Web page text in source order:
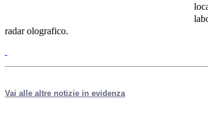
radar olografico.
Vai alle altre notizie in evidenza